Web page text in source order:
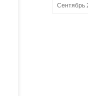
Сентябрь